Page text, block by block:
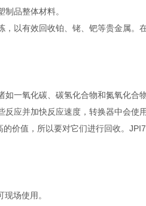
品整体材料。
，以有效回收铂、铑、钯等贵金属。
如一氧化碳、碳氢化合物和氮氧化
应并加快反应速度，转换器中会使
价值，所以要对它们进行回收。
场使用。